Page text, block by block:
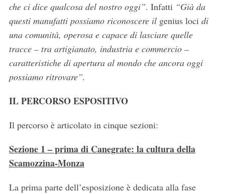
che ci dice qualcosa del nostro oggi”. Infatti “Già da
questi manufatti possiamo riconoscere ilgenius loci di
una comunità, operosa e capace di lasciare quelle
tracce – tra artigianato, industria e commercio –
caratteristiche di apertura al mondo che ancora oggi
possiamo ritrovare”.
IL PERCORSO ESPOSITIVO
Il percorso è articolato in cinque sezioni:
Sezione 1 – prima di Canegrate: la cultura della
Scamozzina-Monza
La prima parte dell’esposizione è dedicata alla fase